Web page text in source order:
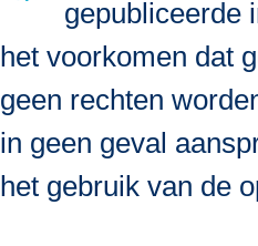
gepubliceerde
het voorkomen dat
geen rechten
in geen geval
het gebruik van de